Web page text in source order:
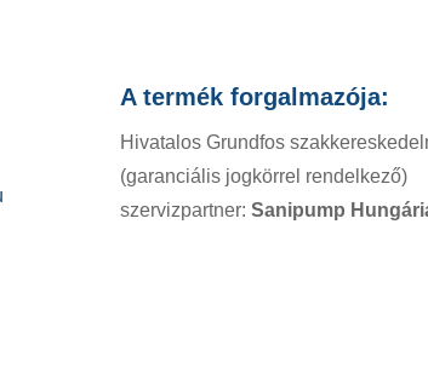
A termék forgalmazója:
Hivatalos Grundfos
(garanciális jogkörrel rendelkező)
szervizpartner: Sanipump